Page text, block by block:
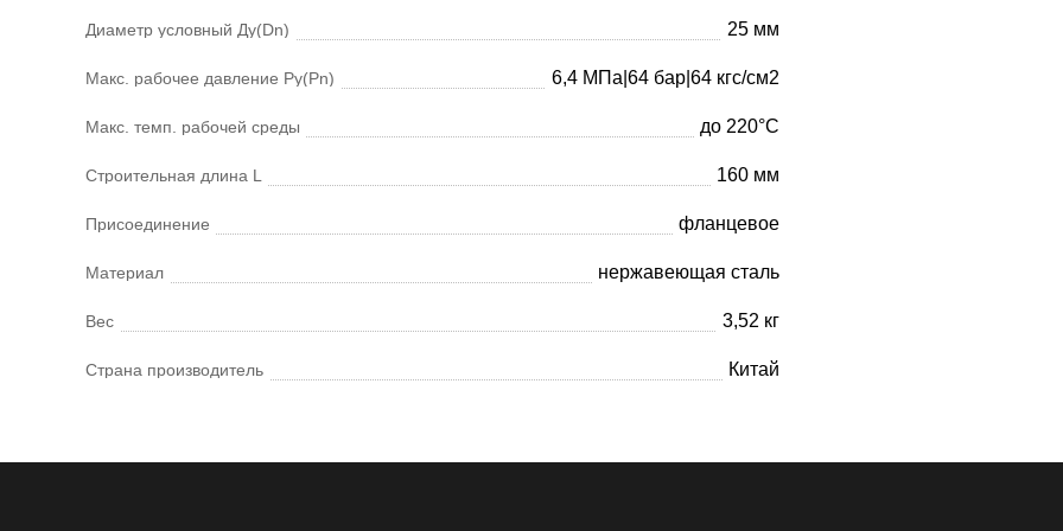
Диаметр условный Ду(Dn) 25 мм
Макс. рабочее давление Ру(Pn) 6,4 МПа|64 бар|64 кгс/см2
Макс. темп. рабочей среды до 220°С
Строительная длина L 160 мм
Присоединение фланцевое
Материал нержавеющая сталь
Вес 3,52 кг
Страна производитель Китай